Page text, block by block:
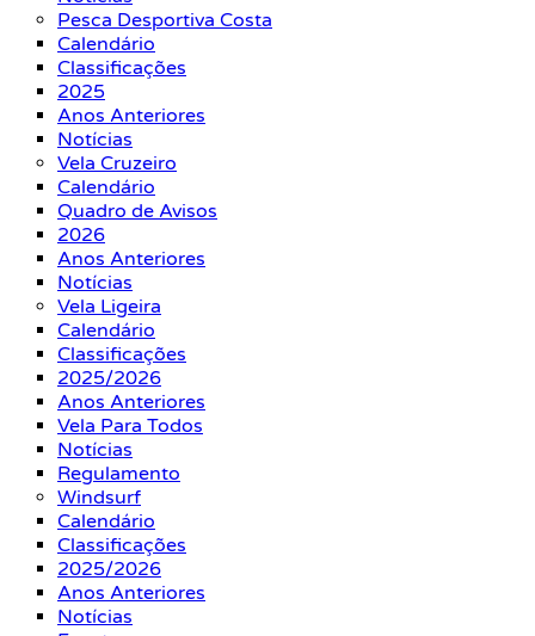
Pesca Desportiva Costa
Calendário
Classificações
2025
Anos Anteriores
Notícias
Vela Cruzeiro
Calendário
Quadro de Avisos
2026
Anos Anteriores
Notícias
Vela Ligeira
Calendário
Classificações
2025/2026
Anos Anteriores
Vela Para Todos
Notícias
Regulamento
Windsurf
Calendário
Classificações
2025/2026
Anos Anteriores
Notícias